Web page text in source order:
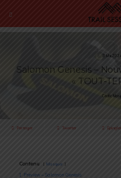
3 Mai
Salomon Genesis –
« TOUT-
Cédric
Partager Tweeter Épingler
Contenu Masquer
1
Preview – Salomon Genesis